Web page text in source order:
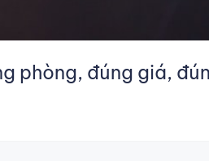
phòng, đúng giá,